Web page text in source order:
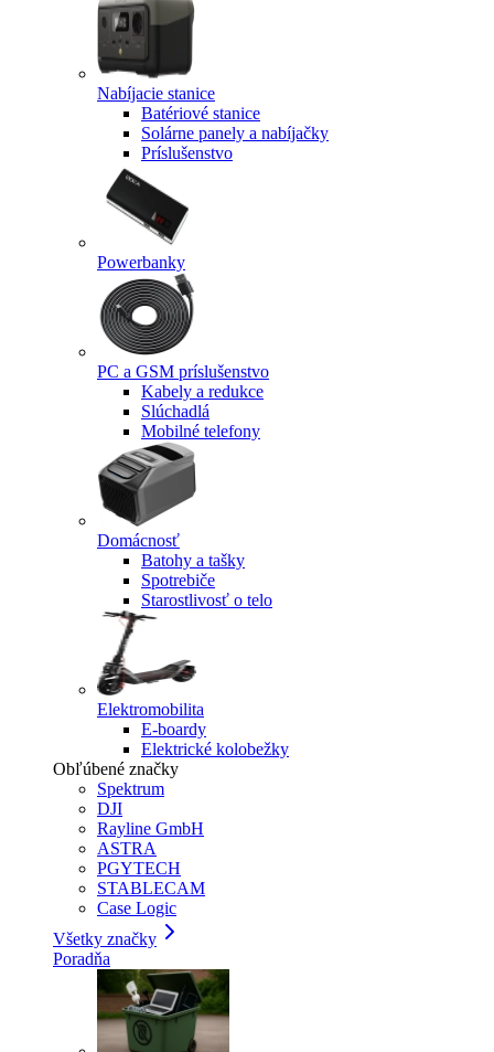
Nabíjacie stanice
Batériové stanice
Solárne panely a nabíjačky
Príslušenstvo
Powerbanky
PC a GSM príslušenstvo
Kabely a redukce
Slúchadlá
Mobilné telefony
Domácnosť
Batohy a tašky
Spotrebiče
Starostlivosť o telo
Elektromobilita
E-boardy
Elektrické kolobežky
Obľúbené značky
Spektrum
DJI
Rayline GmbH
ASTRA
PGYTECH
STABLECAM
Case Logic
Všetky značky
Poradňa